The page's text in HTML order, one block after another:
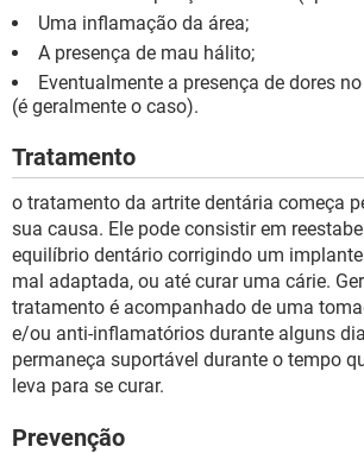
Uma inflamação da área;
A presença de mau hálito;
Eventualmente a presença de dores
(é geralmente o caso).
Tratamento
o tratamento da artrite dentária começa
sua causa. Ele pode consistir em
equilíbrio dentário corrigindo um
mal adaptada, ou até curar uma cárie.
tratamento é acompanhado de uma
e/ou anti-inflamatórios durante alguns
permaneça suportável durante o tempo
leva para se curar.
Prevenção